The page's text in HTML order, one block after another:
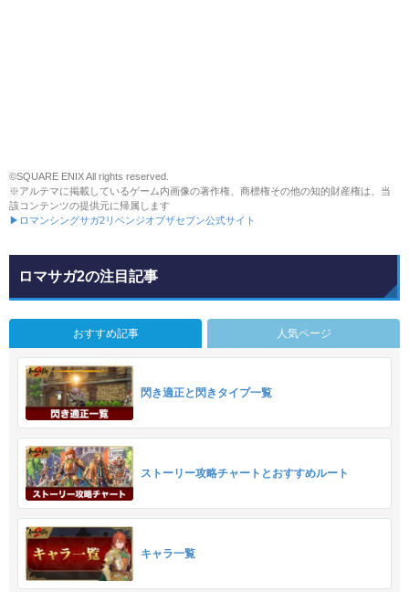
©SQUARE ENIX All rights reserved.
※アルテマに掲載しているゲーム内画像の著作権、商標権その他の知的財産権は、当
該コンテンツの提供元に帰属します
▶ロマンシングサガ2リベンジオブザセブン公式サイト
ロマサガ2の注目記事
おすすめ記事 人気ページ
閃き適正と閃きタイプ一覧
ストーリー攻略チャートとおすすめルート
キャラ一覧